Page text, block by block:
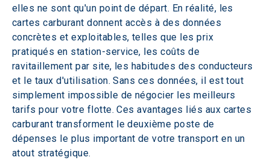
elles ne sont qu'un point de départ. En réalité, les
cartes carburant donnent accès à des données
concrètes et exploitables, telles que les prix
pratiqués en station-service, les coûts de
ravitaillement par site, les habitudes des conducteurs
et le taux d'utilisation. Sans ces données, il est tout
simplement impossible de négocier les meilleurs
tarifs pour votre flotte. Ces avantages liés aux cartes
carburant transforment le deuxième poste de
dépenses le plus important de votre transport en un
atout stratégique.